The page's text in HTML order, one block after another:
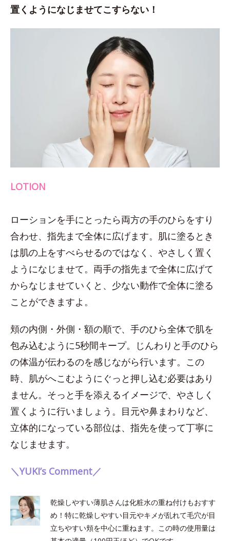
置くようになじませてこすらない！
LOTION
ローションを手にとったら両方の手のひらをすり
合わせ、指先まで全体に広げます。肌に塗るとき
は肌の上をすべらせるのではなく、やさしく置く
ようになじませて。両手の指先まで全体に広げて
からなじませていくと、少ない動作で全体に塗る
ことができますよ。
頬の内側・外側・額の順で、手のひら全体で肌を
包み込むように5秒間キープ。じんわりと手のひら
の体温が伝わるのを感じながら行います。この
時、肌がへこむようにぐっと押し込む必要はあり
ません。そっと手を添えるイメージで、やさしく
置くように行いましょう。目元や鼻まわりなど、
立体的になっている部位は、指先を使って丁寧に
なじませます。
＼YUKI’s Comment／
乾燥しやすい薄肌さんは化粧水の重ね付けもおすす
め！特に乾燥しやすい目元やキメが乱れて毛穴が目
立ちやすい頬を中心に重ねます。この時の使用量は